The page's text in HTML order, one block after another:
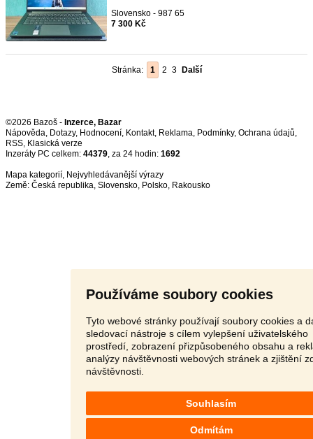
Používáme soubory cookies
Tyto webové stránky používají soubory cookies a
sledovací nástroje s cílem vylepšení uživatelského
prostředí, zobrazení přizpůsobeného obsahu a
analýzy návštěvnosti webových stránek a zjištění
návštěvnosti.
Souhlasím
Odmítám
Slovensko - 987 65
7 300 Kč
Stránka: 1 2 3 Další
©2026 Bazoš - Inzerce, Bazar
Nápověda, Dotazy, Hodnocení, Kontakt, Reklama, Podmínky, Ochrana údajů,
RSS,
Inzeráty PC celkem: 44379, za 24 hodin: 1692
Mapa kategorií, Nejvyhledávanější výrazy
Země: Česká republika, Slovensko, Polsko, Rakousko